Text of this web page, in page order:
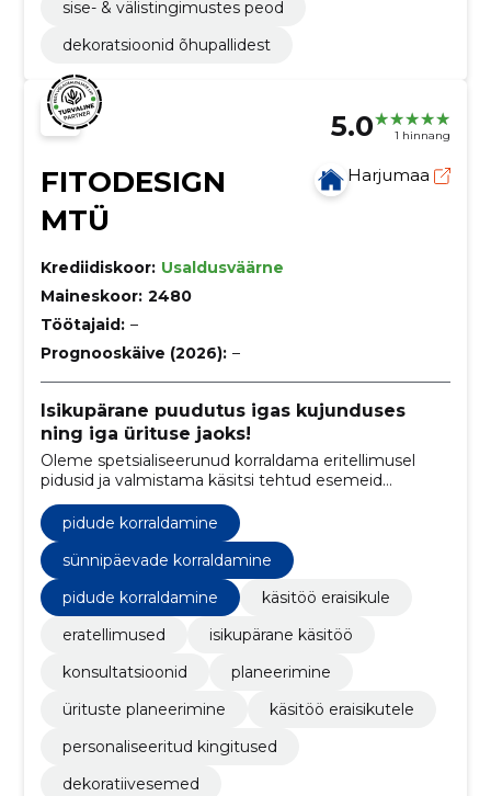
sise- & välistingimustes peod
dekoratsioonid õhupallidest
5.0 1 hinnang
FITODESIGN
MTÜ
Harjumaa
Krediidiskoor: Usaldusväärne
Maineskoor: 2480
Töötajaid: –
Prognooskäive (2026): –
Isikupärane puudutus igas kujunduses
ning iga ürituse jaoks!
Oleme spetsialiseerunud korraldama eritellimusel
pidusid ja valmistama käsitsi tehtud esemeid
individuaalsetele klientidele.
pidude korraldamine
sünnipäevade korraldamine
pidude korraldamine
käsitöö eraisikule
eratellimused
isikupärane käsitöö
konsultatsioonid
planeerimine
ürituste planeerimine
käsitöö eraisikutele
personaliseeritud kingitused
dekoratiivesemed